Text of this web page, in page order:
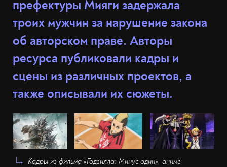
префектуры Мияги задержала
троих мужчин за нарушение закона
об авторском праве. Авторы
ресурса публиковали кадры и
сцены из различных проектов, а
также описывали их сюжеты.
Кадры из фильма «Годзилла: Минус один», аниме